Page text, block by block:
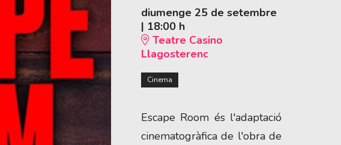
diumenge 25 de setembre
| 18:00 h
Teatre Casino
Llagosterenc
Cinema
Escape Room és l'adaptació
cinematogràfica de l'obra de